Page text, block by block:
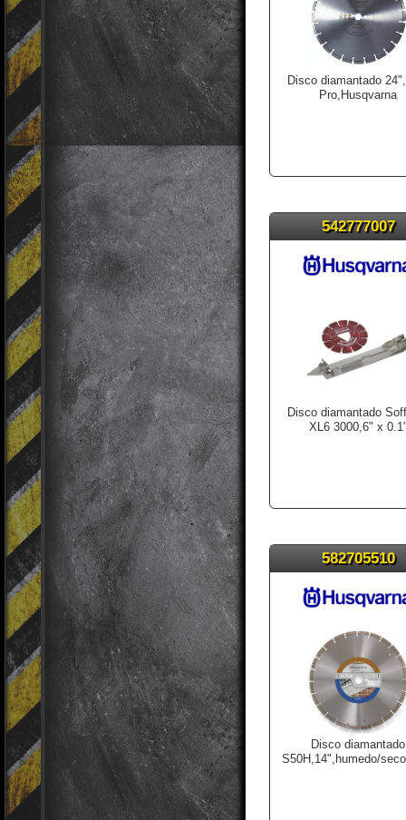
Disco diamantado
Pro,Husqvarna
542777007
Disco diamantado
XL6 3000,6" x
582705510
Disco diamantado
S50H,14",humedo/